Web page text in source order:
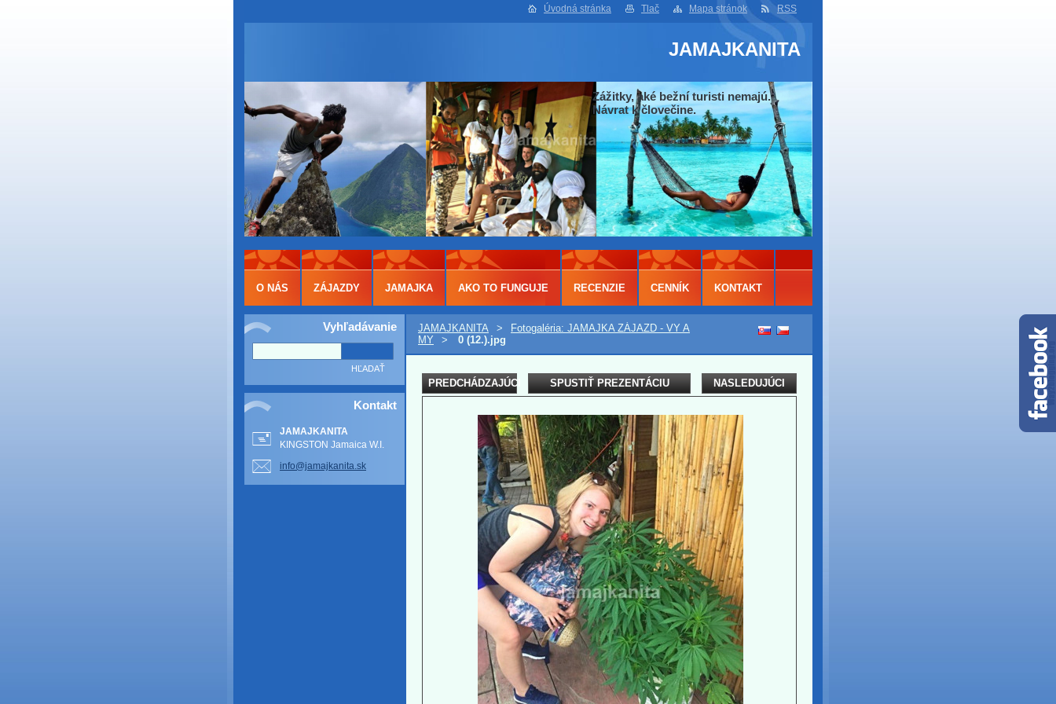
Úvodná stránka Tlač Mapa stránok RSS
JAMAJKANITA
Zážitky, aké bežní turisti nemajú.
Návrat k človečine.
Vyhľadávanie
Kontakt
JAMAJKANITA
KINGSTON Jamaica W.I.
info@jamajkanita.sk
JAMAJKANITA >
Fotogaléria: JAMAJKA ZÁJAZD - VY A
MY
> 0 (12.).jpg
PREDCHÁDZAJÚCI SPUSTIŤ PREZENTÁCIU NASLEDUJÚCI
O NÁS ZÁJAZDY JAMAJKA AKO TO FUNGUJE RECENZIE CENNÍK KONTAKT